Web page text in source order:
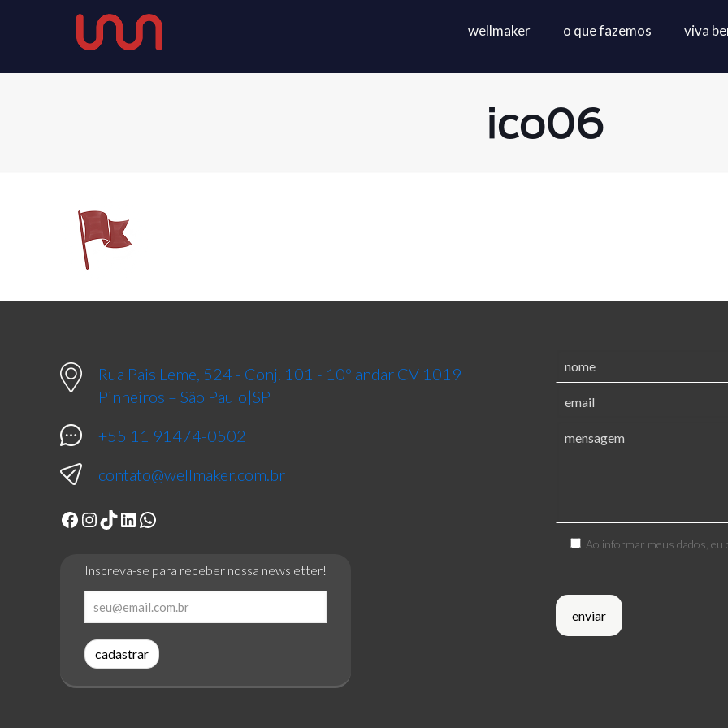
wellmaker o que fazemos viva
ico06
Rua Pais Leme, 524 - Conj. 101 - 10º andar CV 1019
Pinheiros – São Paulo|SP
+55 11 91474-0502
contato@wellmaker.com.br
Facebook
Instagram
TikTok
LinkedIn
WhatsApp
Inscreva-se para receber nossa newsletter!
cadastrar
Ao informar meus dados, eu